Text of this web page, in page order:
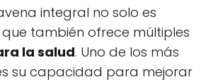
integral no solo es
que también ofrece múltiples
la salud. Uno de los más
su capacidad para mejorar